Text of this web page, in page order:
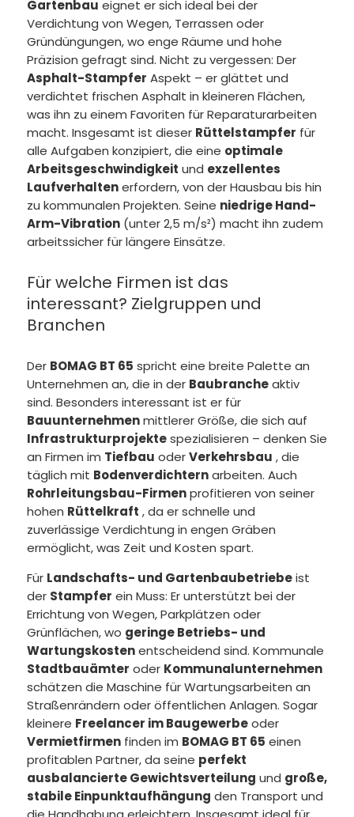
Gartenbau eignet er sich ideal bei der
Verdichtung von Wegen, Terrassen oder
Gründüngungen, wo enge Räume und hohe
Präzision gefragt sind. Nicht zu vergessen: Der
Asphalt-Stampfer Aspekt – er glättet und
verdichtet frischen Asphalt in kleineren Flächen,
was ihn zu einem Favoriten für Reparaturarbeiten
macht. Insgesamt ist dieser Rüttelstampfer für
alle Aufgaben konzipiert, die eine optimale
Arbeitsgeschwindigkeit und exzellentes
Laufverhaltenerfordern, von der Hausbau bis hin
zu kommunalen Projekten. Seine niedrige Hand-
Arm-Vibration(unter 2,5 m/s²) macht ihn zudem
arbeitssicher für längere Einsätze.
Für welche Firmen ist das
interessant? Zielgruppen und
Branchen
Der BOMAG BT 65 spricht eine breite Palette an
Unternehmen an, die in der Baubrancheaktiv
sind. Besonders interessant ist er für
Bauunternehmenmittlerer Größe, die sich auf
Infrastrukturprojektespezialisieren – denken Sie
an Firmen im Tiefbau oderVerkehrsbau , die
täglich mit Bodenverdichternarbeiten. Auch
Rohrleitungsbau-Firmenprofitieren von seiner
hohen Rüttelkraft , da er schnelle und
zuverlässige Verdichtung in engen Gräben
ermöglicht, was Zeit und Kosten spart.
Für Landschafts- und Gartenbaubetriebeist
der Stampfer ein Muss: Er unterstützt bei der
Errichtung von Wegen, Parkplätzen oder
Grünflächen, wo geringe Betriebs- und
Wartungskostenentscheidend sind. Kommunale
Stadtbauämter oder Kommunalunternehmen
schätzen die Maschine für Wartungsarbeiten an
Straßenrändern oder öffentlichen Anlagen. Sogar
kleinere Freelancer im Baugewerbeoder
Vermietfirmenfinden im BOMAG BT 65 einen
profitablen Partner, da seine perfekt
ausbalancierte Gewichtsverteilung und große,
stabile Einpunktaufhängung den Transport und